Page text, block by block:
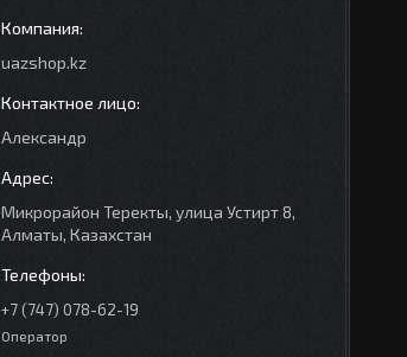
uazshop.kz
Александр
Микрорайон Теректы, улица Устирт 8,
Алматы, Казахстан
+7 (747) 078-62-19
Оператор